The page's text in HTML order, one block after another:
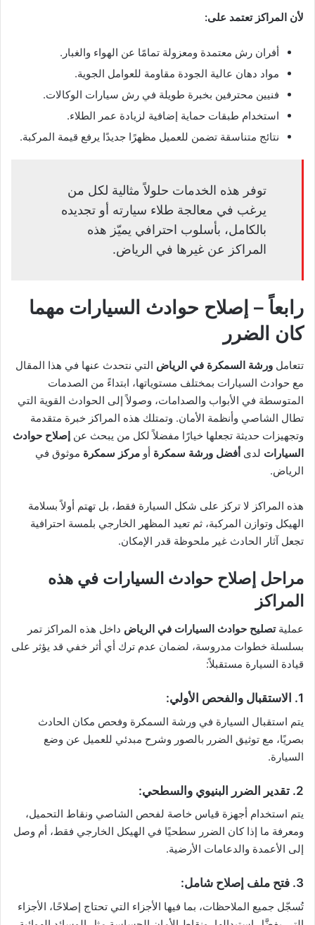
لأن المراكز تعتمد على:
أفران رش معتمدة ومعزولة تمامًا عن الهواء والغبار.
مواد دهان عالية الجودة مقاومة للعوامل الجوية.
فنيين محترفين بخبرة طويلة في رش سيارات الوكالات.
استخدام طبقات حماية إضافية لزيادة عمر الطلاء.
نتائج متناسقة تضمن للعميل مظهرًا جديدًا يرفع قيمة المركبة.
توفر هذه الخدمات حلولاً مثالية لكل من
يرغب في معالجة طلاء سيارته أو تجديده
بالكامل، بأسلوب احترافي يميّز هذه
المراكز عن غيرها في الرياض.
رابعاً – إصلاح حوادث السيارات مهما
كان الضرر
تتعامل ورشة السمكرة في الرياض التي نتحدث عنها في هذا المقال
مع حوادث السيارات بمختلف مستوياتها، ابتداءً من الصدمات
المتوسطة في الأبواب والصدامات، وصولاً إلى الحوادث القوية التي
تطال الشاصي وأنظمة الأمان. وتمتلك هذه المراكز خبرة متقدمة
وتجهيزات حديثة تجعلها خيارًا مفضلاً لكل من يبحث عن إصلاح حوادث
السيارات لدى أفضل ورشة سمكرة أو مركز سمكرة موثوق في
الرياض.
هذه المراكز لا تركز على شكل السيارة فقط، بل تهتم أولاً بسلامة
الهيكل وتوازن المركبة، ثم تعيد المظهر الخارجي بلمسة احترافية
تجعل آثار الحادث غير ملحوظة قدر الإمكان.
مراحل إصلاح حوادث السيارات في هذه
المراكز
عمليةتصليح حوادث السيارات في الرياض داخل هذه المراكز تمر
بسلسلة خطوات مدروسة، لضمان عدم ترك أي أثر خفي قد يؤثر على
قيادة السيارة مستقبلاً:
1. الاستقبال والفحص الأولي:
يتم استقبال السيارة في ورشة السمكرة وفحص مكان الحادث
بصريًا، مع توثيق الضرر بالصور وشرح مبدئي للعميل عن وضع
السيارة.
2. تقدير الضرر البنيوي والسطحي:
يتم استخدام أجهزة قياس خاصة لفحص الشاصي ونقاط التحميل،
ومعرفة ما إذا كان الضرر سطحيًا في الهيكل الخارجي فقط، أم وصل
إلى الأعمدة والدعامات الأرضية.
3. فتح ملف إصلاح شامل:
تُسجّل جميع الملاحظات، بما فيها الأجزاء التي تحتاج إصلاحًا، الأجزاء